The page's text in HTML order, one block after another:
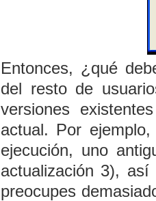
Entonces, ¿qué
del resto de
versiones
actual. Por
ejecución, uno
actualización 3),
preocupes